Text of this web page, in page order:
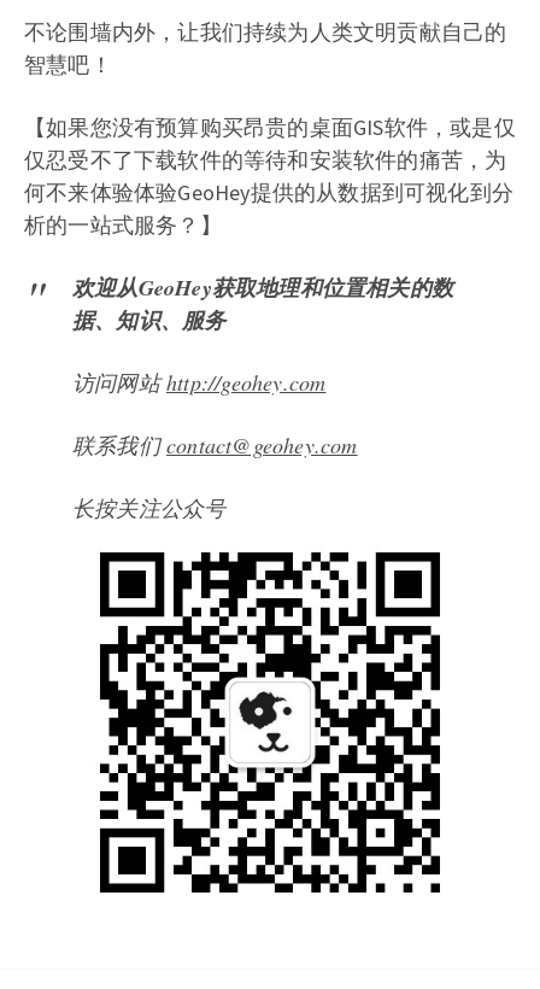
不论围墙内外，让我们持续为人类文明贡献自己的
智慧吧！
【如果您没有预算购买昂贵的桌面GIS软件，或是仅
仅忍受不了下载软件的等待和安装软件的痛苦，为
何不来体验体验GeoHey提供的从数据到可视化到分
析的一站式服务？】
欢迎从GeoHey获取地理和位置相关的数
据、知识、服务
访问网站http://geohey.com
联系我们contact@geohey.com
长按关注公众号